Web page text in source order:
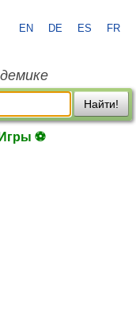
EN DE ES FR
Найти!
Игры ⚽